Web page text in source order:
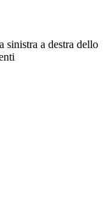
sinistra a destra dello